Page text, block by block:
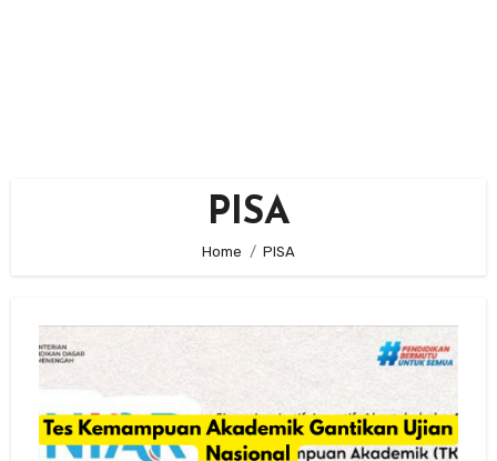
PISA
Home PISA